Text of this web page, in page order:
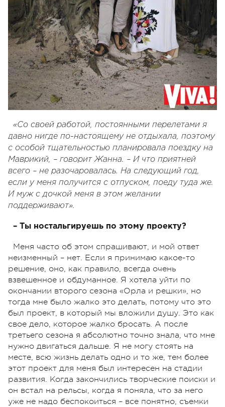
«Со своей работой, постоянными перелетами я
давно нигде по-настоящему не отдыхала, поэтому
с особой тщательностью планировала поездку на
Маврикий, – говорит Жанна. – И что приятней
всего – не разочаровалась. На следующий год,
если у меня получится с отпуском, поеду туда же.
И муж с дочкой меня в этом желании
поддерживают».
– Ты ностальгируешь по этому проекту?
Меня часто об этом спрашивают, и мой ответ
неизменный – нет. Если я принимаю какое-то
решение, оно, как правило, всегда очень
взвешенное и обдуманное. Я хотела уйти по
окончании второго сезона «Орла и решки», но
тогда мне было жалко это делать, потому что это
был проект, в который мы вложили душу. Это как
свое дело, которое жалко бросать. А после
третьего сезона я абсолютно точно знала, что мне
нужно двигаться дальше. Я не могу стоять на
месте, всю жизнь делать одно и то же, тем более
этот проект для меня был интересен на стадии
развития. Когда закончились творческие поиски и
он встал на рельсы, когда я поняла, что за него
уже не надо беспокоиться – все понятно, съемки